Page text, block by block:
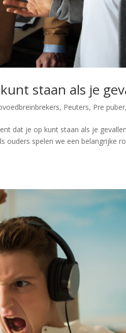
staan als je
, Peuters, Pre puber,
dat je op kunt staan als je
ouders spelen we een belangrijke